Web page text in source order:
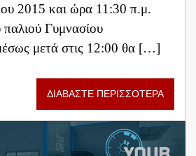
2015 και ώρα 11:30 π.μ.
Γυμνασίου
μετά στις 12:00 θα […]
ΔΙΑΒΑΣΤΕ ΠΕΡΙΣΣΟΤΕΡΑ